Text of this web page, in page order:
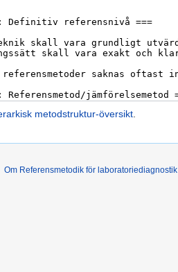
metodstruktur-översikt.
Om Referensmetodik för laboratoriediagnostik